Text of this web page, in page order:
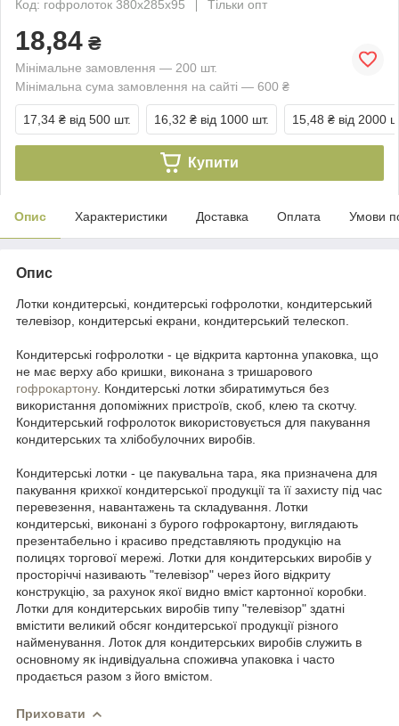
Код: гофролоток 380х285х95
Тільки опт
18,84 ₴
Мінімальне замовлення — 200 шт.
Мінімальна сума замовлення на сайті — 600 ₴
17,34 ₴ від 500 шт. 16,32 ₴ від 1000 шт. 15,48 ₴ від 2000
Купити
Опис Характеристики Доставка Оплата Умови
Опис
Лотки кондитерські, кондитерські гофролотки, кондитерський
телевізор, кондитерські екрани, кондитерський телескоп.
Кондитерські гофролотки - це відкрита картонна упаковка, що
не має верху або кришки, виконана з тришарового
гофрокартону. Кондитерські лотки збиратимуться без
використання допоміжних пристроїв, скоб, клею та скотчу.
Кондитерський гофролоток використовується для пакування
кондитерських та хлібобулочних виробів.
Кондитерські лотки - це пакувальна тара, яка призначена для
пакування крихкої кондитерської продукції та її захисту під час
перевезення, навантажень та складування. Лотки
кондитерські, виконані з бурого гофрокартону, виглядають
презентабельно і красиво представляють продукцію на
полицях торгової мережі. Лотки для кондитерських виробів у
просторіччі називають "телевізор" через його відкриту
конструкцію, за рахунок якої видно вміст картонної коробки.
Лотки для кондитерських виробів типу "телевізор" здатні
вмістити великий обсяг кондитерської продукції різного
найменування. Лоток для кондитерських виробів служить в
основному як індивідуальна споживча упаковка і часто
продається разом з його вмістом.
Приховати